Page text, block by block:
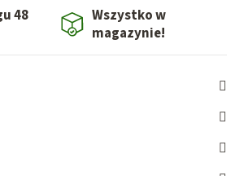
48
Wszystko w
magazynie!